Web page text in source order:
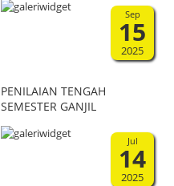
Sep
15
2025
PENILAIAN TENGAH
SEMESTER GANJIL
Jul
14
2025